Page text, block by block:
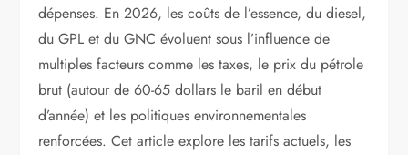
dépenses. En 2026, les coûts de l’essence, du diesel,
du GPL et du GNC évoluent sous l’influence de
multiples facteurs comme les taxes, le prix du pétrole
brut (autour de 60-65 dollars le baril en début
d’année) et les politiques environnementales
renforcées. Cet article explore les tarifs actuels, les